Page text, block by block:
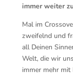
immer weiter
Mal im
zweifelnd und
all Deinen
Welt, die wir
immer mehr mit